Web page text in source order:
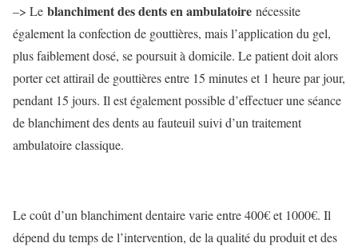
–> Le blanchiment des dents en ambulatoire nécessite
également la confection de gouttières, mais l’application du gel,
plus faiblement dosé, se poursuit à domicile. Le patient doit alors
porter cet attirail de gouttières entre 15 minutes et 1 heure par jour,
pendant 15 jours. Il est également possible d’effectuer une séance
de blanchiment des dents au fauteuil suivi d’un traitement
ambulatoire classique.
Le coût d’un blanchiment dentaire varie entre 400€ et 1000€. Il
dépend du temps de l’intervention, de la qualité du produit et des